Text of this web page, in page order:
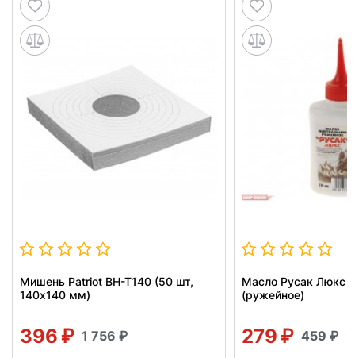
Мишень Patriot BH-T140 (50 шт,
140x140 мм)
396 1 756
Масло Русак Люкс
(ружейное)
279 459